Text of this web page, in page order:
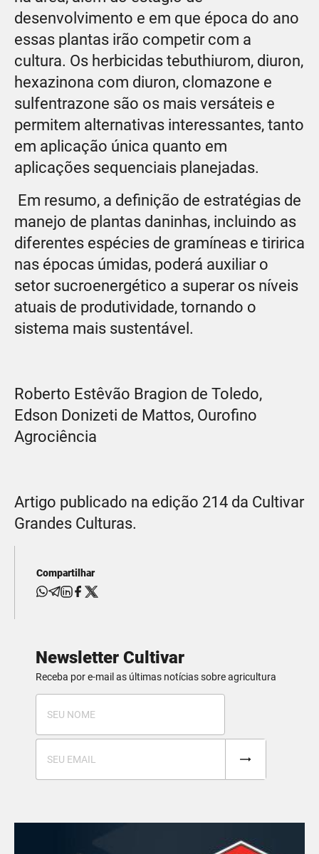
desenvolvimento e em que época do ano
essas plantas irão competir com a
cultura. Os herbicidas tebuthiurom, diuron,
hexazinona com diuron, clomazone e
sulfentrazone são os mais versáteis e
permitem alternativas interessantes, tanto
em aplicação única quanto em
aplicações sequenciais planejadas.
Em resumo, a definição de estratégias de
manejo de plantas daninhas, incluindo as
diferentes espécies de gramíneas e tiririca
nas épocas úmidas, poderá auxiliar o
setor sucroenergético a superar os níveis
atuais de produtividade, tornando o
sistema mais sustentável.
Roberto Estêvão Bragion de Toledo,
Edson Donizeti de Mattos, Ourofino
Agrociência
Artigo publicado na edição 214 da Cultivar
Grandes Culturas.
Compartilhar
Newsletter Cultivar
Receba por e-mail as últimas notícias sobre agricultura